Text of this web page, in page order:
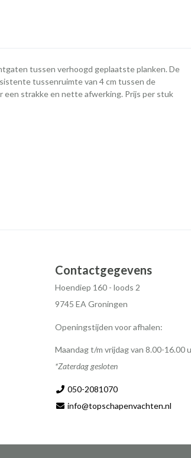
tussen verhoogd geplaatste planken. De
tussenruimte van 4 cm tussen de
strakke en nette afwerking. Prijs per stuk
Contactgegevens
Hoendiep 160 - loods 2
9745 EA Groningen
Openingstijden voor afhalen:
Maandag t/m vrijdag van 8.00-16.00
*Zaterdag gesloten
050-2081070
info@topschapenvachten.nl